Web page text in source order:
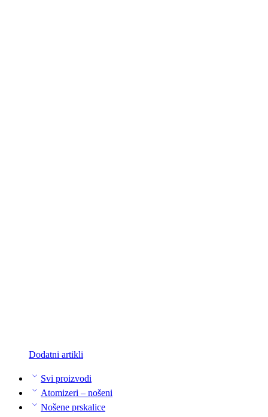
Dodatni artikli
Svi proizvodi
Atomizeri – nošeni
Nošene prskalice